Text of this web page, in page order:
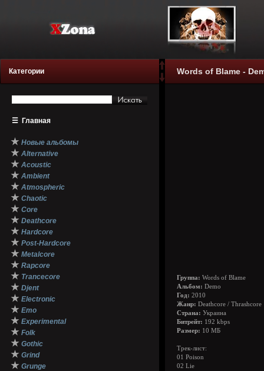
Категории
☰ Главная
★ Новые альбомы
★ Alternative
★ Acoustic
★ Ambient
★ Atmospheric
★ Chaotic
★ Core
★ Deathcore
★ Hardcore
★ Post-Hardcore
★ Metalcore
★ Rapcore
★ Trancecore
★ Djent
★ Electronic
★ Emo
★ Experimental
★ Folk
★ Gothic
★ Grind
★ Grunge
Words of Blame -
Группа: Words of Blame
Альбом: Demo
Год: 2010
Жанр: Deathcore / Thrashcore
Страна: Украина
Битрейт: 192 kbps
Размер: 10 МБ
Трек-лист:
01 Poison
02 Lie